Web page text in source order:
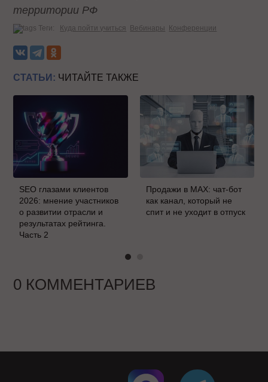
территории РФ
Теги: Куда пойти учиться Вебинары Конференции
СТАТЬИ: ЧИТАЙТЕ ТАКЖЕ
SEO глазами клиентов
2026: мнение участников
о развитии отрасли и
результатах рейтинга.
Часть 2
Продажи в MAX: чат-бот
как канал, который не
спит и не уходит в отпуск
0 КОММЕНТАРИЕВ